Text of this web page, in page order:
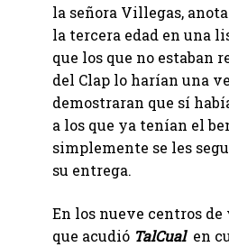
la señora Villegas,
la tercera edad en una
que los que no estaban
del Clap lo harían una
demostraran que sí
a los que ya tenían el
simplemente se les
su entrega.
En los nueve centros
que acudió TalCual en